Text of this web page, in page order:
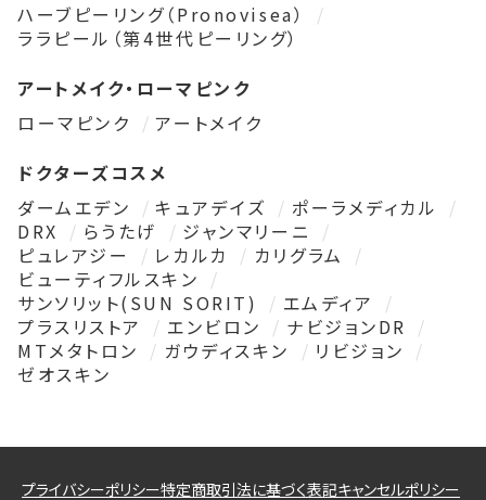
ハーブピーリング（Pronovisea）
ララピール（第4世代ピーリング）
アートメイク・ローマピンク
ローマピンク
アートメイク
ドクターズコスメ
ダームエデン
キュアデイズ
ポーラメディカル
DRX
らうたげ
ジャンマリーニ
ピュレアジー
レカルカ
カリグラム
ビューティフルスキン
サンソリット(SUN SORIT)
エムディア
プラスリストア
エンビロン
ナビジョンDR
MTメタトロン
ガウディスキン
リビジョン
ゼオスキン
プライバシーポリシー特定商取引法に基づく表記キャンセルポリシー